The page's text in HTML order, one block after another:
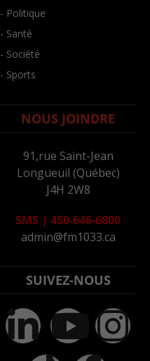
- Politique
- Santé
- Société
- Sports
NOUS JOINDRE
91,rue Saint-Jean
Longueuil (Québec)
J4H 2W8
SMS | 450-646-6800
admin@fm1033.ca
SUIVEZ-NOUS